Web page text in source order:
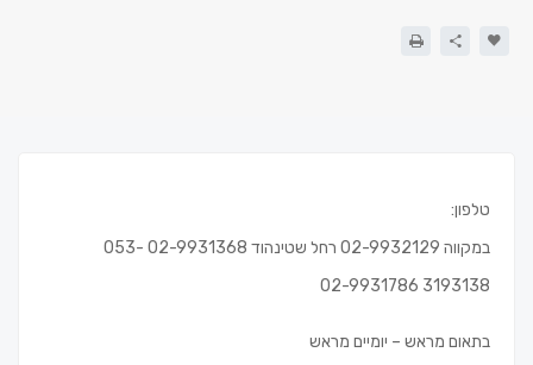
טלפון:
במקווה 02-9932129 רחל שטינהוד 02-9931368 053-
3193138 02-9931786
בתאום מראש – יומיים מראש